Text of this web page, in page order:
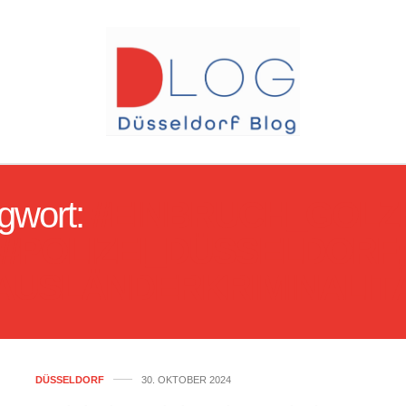
DÜSSELDORF 30. OKTOBER 2024